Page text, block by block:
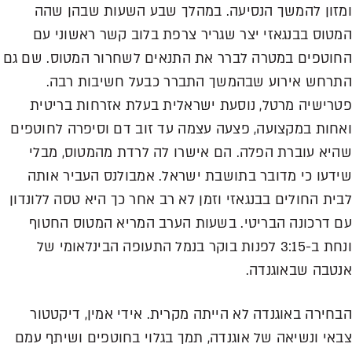
ומזון להמשך הנסיעה. במהלך שבע השעות שבהן שהה
המטוס בבנגאזי יצר שגריר צרפת בלוב קשר ראשוני עם
החוטפים במטרה לברר את התנאים לשחרור המטוס. שם גם
התרחש אירוע שבהמשך התברר כבעל חשיבות רבה.
פטרישיה מרטל, נוסעת ישראלית בעלת אזרחות בריטית
ואחות במקצועה, פצעה עצמה עד זוב דם וסיפרה לחוטפים
שהיא עוברת הפלה. הם אישרו לה לרדת מהמטוס, מבלי
שידעו כי מדובר בתושבת ישראל. אמבולנס העביר אותה
לבית החולים בבנגאזי וזמן לא רב אחר כך היא טסה ללונדון
עם דרכונה הבריטי. בשעות הערב המריא המטוס החטוף
ונחת ב-3:15 לפנות בוקר בנמל התעופה הבינלאומי של
אנטבה שבאוגנדה.
הבחירה באוגנדה לא הייתה מקרית. אידי אמין, דיקטטור
צבאי ונשיאה של אוגנדה, תמך בגלוי בחוטפים ושיתף עמם